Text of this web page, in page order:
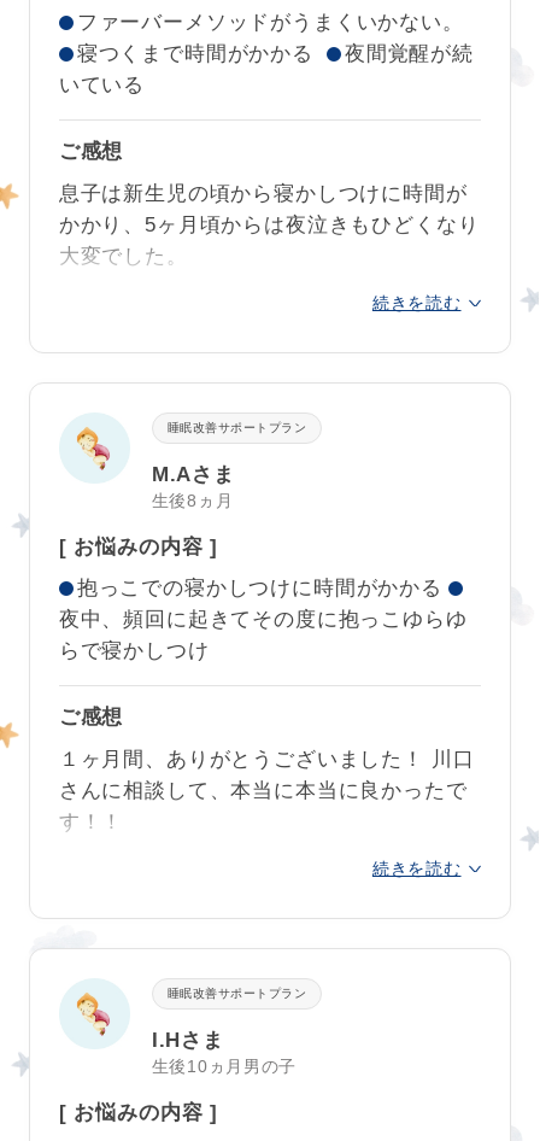
サポート開始時
サポート卒業時
クークールナより
おしゃぶりの癖も、あっという間に取れま
したね。
回あったお昼寝が3回に。お昼寝リズムの移
行もとてもスムーズでした。
ただき、おおらかに新しい習慣への定着を
見守っていただけたことが、スムーズなネ
ンネの安定につながったと思います❣
きっと普段からご両親の優しまなざしの元
は限界でした。
これだけ癖が付いたら無理
なんだろうなぁ、、でも、、もしかして？
一筋の希望は、ネンネトレーニングを受け
今では何でもっと早く始めなかったのよー‼︎
なんて思いますが、全ては最善にして起き
ているという言葉がありますので、これも
素晴らしいお仕事ですね✨
さらに多くの悩んでいるお母さんお父さん
達にこのメソッドが届きますように🙏✨
また悩んだ時は宜しくお願い致します♡
グルコンスタート
時
ファーバーメソッドがうまくいかない。
寝つくまで時間がかかる
夜間覚醒が続
いている
ご感想
息子は新生児の頃から寝かしつけに時間が
かかり、5ヶ月頃からは夜泣きもひどくなり
大変でした。
6ヶ月になった時に、この状況を変えたいと
ていたつもりでしたが、なかなか改善しな
いし、
本当にこの方法で合ってるのか？息
子はいつになったら寝れるようになるの
こちらの睡眠改善プランに申し込んでから
は、不安なことはすぐ相談できたし、川口
さんが息子に合ったアドバイスを詳しく丁
寧にしてくださるのでネントレへのストレ
川口さんの
アドバイスどおりにネントレを
やり直したところ、うそみたいにお昼寝や
夜の寝つきが良くなり夜泣きも改善し、日
私も精神的、肉体的に余裕ができて楽しく
子育てすることができています。
川口さんにお願いして本当によかったで
す！ありがとうございました😊
続きを読む
睡眠改善サポートプラン
M.Aさま
生後8ヵ月
[ お悩みの内容 ]
抱っこでの寝かしつけに時間がかかる
夜中、頻回に起きてその度に抱っこゆらゆ
らで寝かしつけ
ご感想
１ヶ月間、ありがとうございました！ 川口
さんに相談して、本当に本当に良かったで
す！！
産まれてから８ヶ月間、抱っこでしか眠る
お昼寝は添い寝で、夜はセルフねんねで寝
てくれるなんて、嬉しすぎます。
以前は、昼寝や夜の寝かしつけのたびに抱
続きを読む
睡眠改善サポートプラン
I.Hさま
生後10ヵ月男の子
[ お悩みの内容 ]